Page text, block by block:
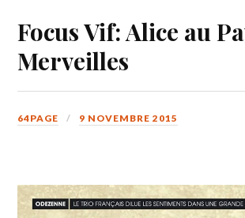
Focus Vif: Alice au
Merveilles
64PAGE 9 NOVEMBRE 2015